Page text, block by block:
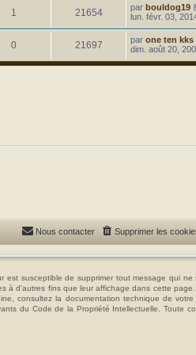
n
s
m
e
s
s
a
g
e
o
n
s
i
e
r
m
e
s
s
1
é
21654V
u
D
e
i
e
r
parbouldog19
lun. févr. 03,
0R
é
s
21697V
u
D
e
n
a
parone ten kks
dim. août 20,
Supprimer les
Nous contacter
susceptible de supprimer tout message qui
à d'autres fins que leur affichage dans cette
consultez la documentation technique de
du Code de la Propriété Intellectuelle. Toute